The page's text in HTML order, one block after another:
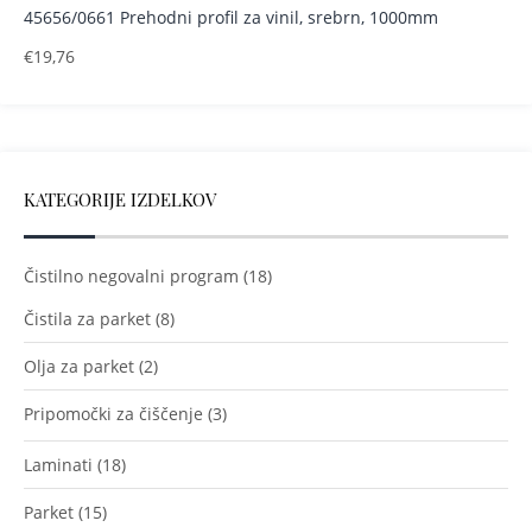
45656/0661 Prehodni profil za vinil, srebrn, 1000mm
€19,76
KATEGORIJE IZDELKOV
Čistilno negovalni program (18)
Čistila za parket (8)
Olja za parket (2)
Pripomočki za čiščenje (3)
Laminati (18)
Parket (15)